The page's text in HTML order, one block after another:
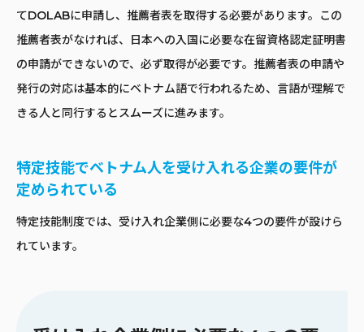
てDOLABに申請し、推薦者表を取得する必要があります。この
推薦者表がなければ、日本への入国に必要な在留資格認定証明書
の申請ができないので、必ず取得が必要です。推薦者表の申請や
発行の対応は基本的にベトナム語で行われるため、言語が理解で
きる人と同行するとスムーズに進みます。
特定技能でベトナム人を受け入れる企業の要件が
定められている
特定技能制度では、受け入れ企業側に必要な4つの要件が設けら
れています。